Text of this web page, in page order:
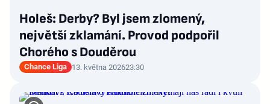
Holeš: Derby? Byl jsem zlomený,
největší zklamání. Provod podpořil
Chorého s Douděrou
Chance Liga 13. května 202623:30